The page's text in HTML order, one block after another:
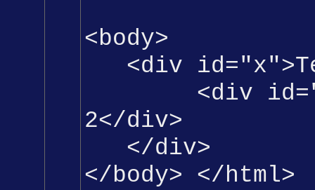
<body>
<div id="x"
<div id=
2</div>
</div>
</body> </html>